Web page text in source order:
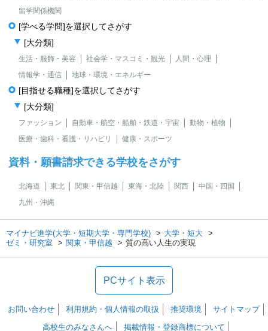
留学関係機関
[学べる学問]を選択してさがす
[大分類]
生活・服飾・美容 社会学・マスコミ・観光
人間・心理
情報学・通信
地球・環境・エネルギー
[目指せる職種]を選択してさがす
[大分類]
ファッション 自動車・航空・船舶・鉄道・宇宙
動物・植物
医療・歯科・看護・リハビリ
健康・スポーツ
資料・願書請求できる学校をさがす
北海道 東北 関東・甲信越 東海・北陸 関西
中国・四国
九州・沖縄
マイナビ進学(大学・短期大学・専門学校)
大学・短大
ゼミ・研究室
関東・甲信越 質の高い人生の実現
PCサイト表示
お問い合わせ 利用規約・個人情報の取扱 推奨環境
サイトマップ
高校生のみなさんへ
掲載情報・登録商標について